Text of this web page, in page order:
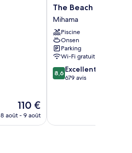
Le
nouveau
110 €
8 août - 9 août
The
Beach
Tower
Okinawa
Mihama
The Beach Tower
Mihama
Piscine
Onsen
Parking
Wi-Fi gratuit
8.6
sur
8,6 Excellent
679 avis